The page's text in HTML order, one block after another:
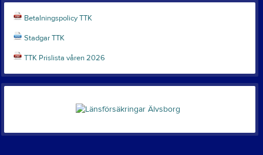
Betalningspolicy TTK
Stadgar TTK
TTK Prislista våren 2026